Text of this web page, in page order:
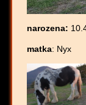
narozena:
matka: